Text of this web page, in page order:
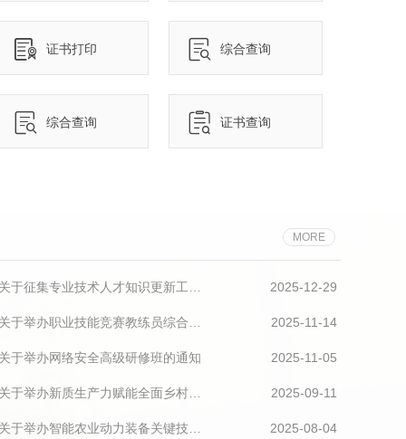
证书打印 综合查询
综合查询 证书查询
MORE
2025-12-29
2025-11-14
于举办网络安全高级研修班的通知 2025-11-05
2025-09-11
2025-08-04